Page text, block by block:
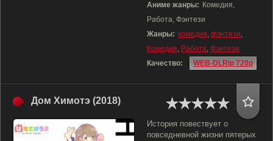
Аниме жанры: Комедия,
Работа, Фэнтези
Жанры: комедия, фэнтези,
Комедия, Работа, Фэнтези
Качество:
WEB-DLRip 720p
Дом Химотэ (2018)
История повествует о
повседневной жизни пятерых